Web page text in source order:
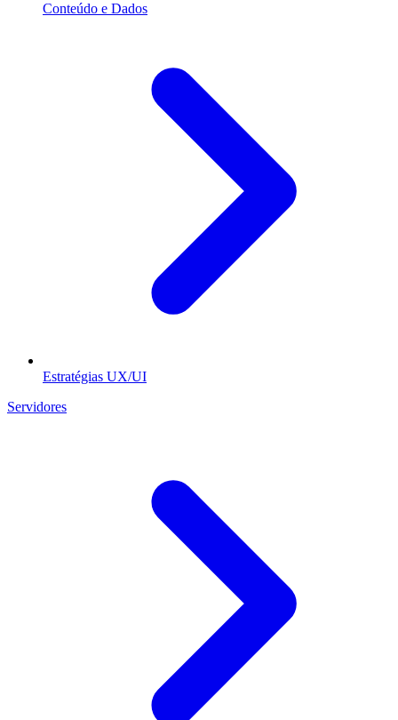
Conteúdo e Dados
Estratégias UX/UI
Servidores